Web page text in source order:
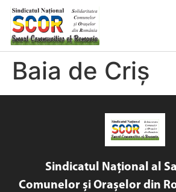
Baia de Criș
Sindicatul Național al
Comunelor și Orașelor din